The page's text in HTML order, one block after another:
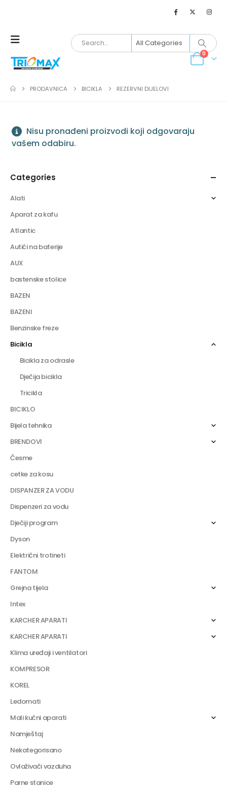
0
PRODAVNICA BICIKLA REZERVNI DIJELOVI
Nisu pronađeni proizvodi koji odgovaraju
vašem odabiru.
Categories
Alati
Aparat za kafu
Atlantic
Autići na baterije
AUX
bastenske stolice
BAZEN
BAZENI
Benzinske freze
Bicikla
Bicikla za odrasle
Dječija bicikla
Tricikla
BICIKLO
Bijela tehnika
BRENDOVI
Česme
cetke za kosu
DISPANZER ZA VODU
Dispenzeri za vodu
Dječiji program
Dyson
Električni trotineti
FANTOM
Grejna tijela
Intex
KARCHER APARATI
KARCHER APARATI
Klima uređaji i ventilatori
KOMPRESOR
KOREL
Ledomati
Mali kućni aparati
Namještaj
Nekategorisano
Ovlaživači vazduha
Parne stanice